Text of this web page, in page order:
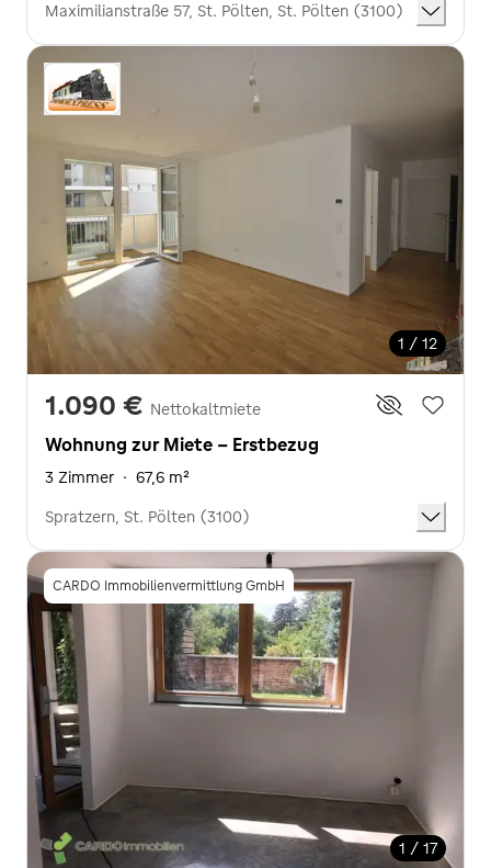
Maximilianstraße 57, St. Pölten, St. Pölten (3100)
1 / 12
1.090 € Nettokaltmiete
Wohnung zur Miete - Erstbezug
3 Zimmer · 67,6 m²
Spratzern, St. Pölten (3100)
CARDO Immobilienvermittlung GmbH
1 / 17